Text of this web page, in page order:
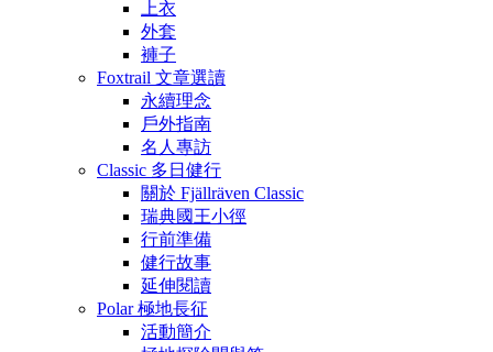
上衣
外套
褲子
Foxtrail 文章選讀
永續理念
戶外指南
名人專訪
Classic 多日健行
關於 Fjällräven Classic
瑞典國王小徑
行前準備
健行故事
延伸閱讀
Polar 極地長征
活動簡介